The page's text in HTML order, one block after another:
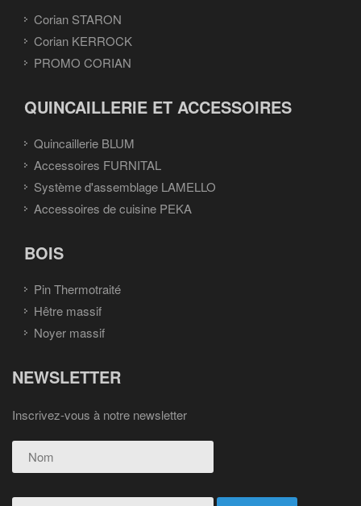
Corian STARON
Corian KERROCK
PROMO CORIAN
QUINCAILLERIE ET ACCESSOIRES
Quincaillerie BLUM
Accessoires FURNITAL
Système d'assemblage LAMELLO
Accessoires de cuisine PEKA
BOIS
Pin Thermotraité
Hêtre massif
Noyer massif
NEWSLETTER
Inscrivez-vous à notre newsletter